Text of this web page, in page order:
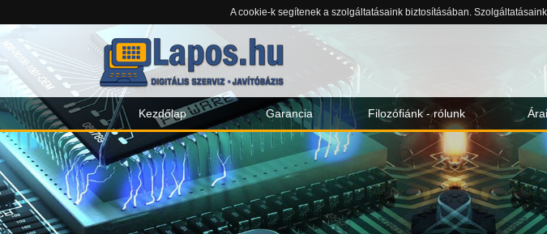
A cookie-k segítenek a szolgáltatásaink biztosításában.
Kezdőlap Garancia Filozófiánk - rólunk